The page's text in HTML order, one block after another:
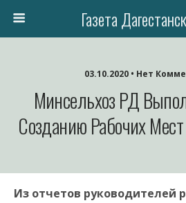
Газета
03.10.2020 • Нет
Минсельхоз РД
Созданию Рабочих
Из отчетов руководителей